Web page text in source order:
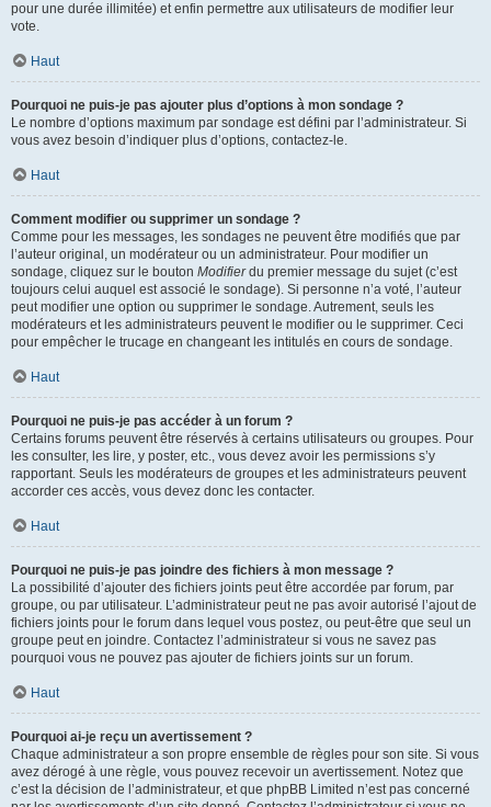
pour une durée illimitée) et enfin permettre aux utilisateurs de modifier leur
vote.
Haut
Pourquoi ne puis-je pas ajouter plus d’options à mon sondage ?
Le nombre d’options maximum par sondage est défini par l’administrateur. Si
vous avez besoin d’indiquer plus d’options, contactez-le.
Haut
Comment modifier ou supprimer un sondage ?
Comme pour les messages, les sondages ne peuvent être modifiés que par
l’auteur original, un modérateur ou un administrateur. Pour modifier un
sondage, cliquez sur le bouton Modifierdu premier message du sujet (c’est
toujours celui auquel est associé le sondage). Si personne n’a voté, l’auteur
peut modifier une option ou supprimer le sondage. Autrement, seuls les
modérateurs et les administrateurs peuvent le modifier ou le supprimer. Ceci
pour empêcher le trucage en changeant les intitulés en cours de sondage.
Haut
Pourquoi ne puis-je pas accéder à un forum ?
Certains forums peuvent être réservés à certains utilisateurs ou groupes. Pour
les consulter, les lire, y poster, etc., vous devez avoir les permissions s’y
rapportant. Seuls les modérateurs de groupes et les administrateurs peuvent
accorder ces accès, vous devez donc les contacter.
Haut
Pourquoi ne puis-je pas joindre des fichiers à mon message ?
La possibilité d’ajouter des fichiers joints peut être accordée par forum, par
groupe, ou par utilisateur. L’administrateur peut ne pas avoir autorisé l’ajout de
fichiers joints pour le forum dans lequel vous postez, ou peut-être que seul un
groupe peut en joindre. Contactez l’administrateur si vous ne savez pas
pourquoi vous ne pouvez pas ajouter de fichiers joints sur un forum.
Haut
Pourquoi ai-je reçu un avertissement ?
Chaque administrateur a son propre ensemble de règles pour son site. Si vous
avez dérogé à une règle, vous pouvez recevoir un avertissement. Notez que
c’est la décision de l’administrateur, et que phpBB Limited n’est pas concerné